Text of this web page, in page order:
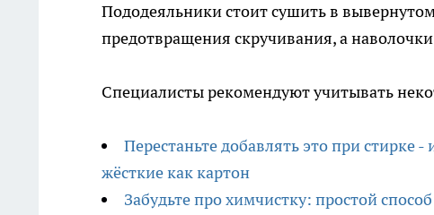
Пододеяльники стоит сушить в
предотвращения скручивания, а
Специалисты рекомендуют учитывать
Перестаньте добавлять это при стирке
жёсткие как картон
Забудьте про химчистку: простой